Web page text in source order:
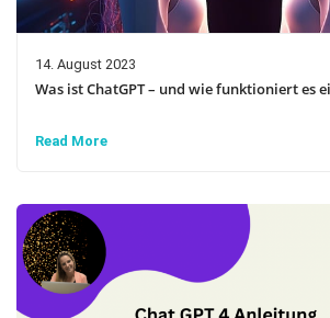
14. August 2023
Was ist ChatGPT – und wie funktioniert es
Read More